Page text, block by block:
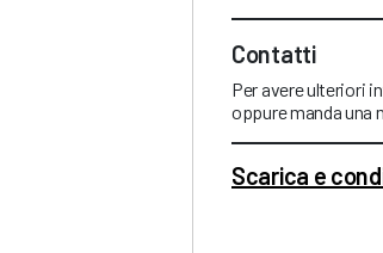
Contatti
Per avere ulteriori
oppure manda una
Scarica e